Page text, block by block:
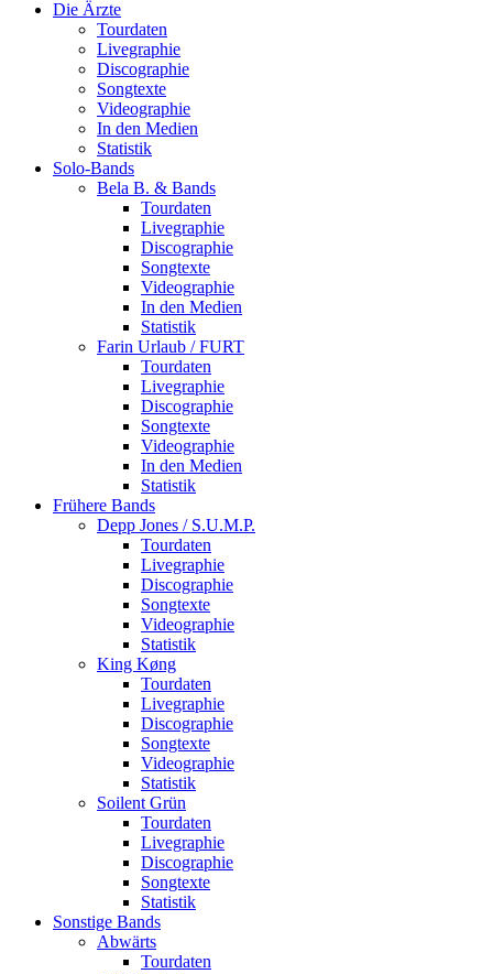
Die Ärzte
Tourdaten
Livegraphie
Discographie
Songtexte
Videographie
In den Medien
Statistik
Solo-Bands
Bela B. & Bands
Tourdaten
Livegraphie
Discographie
Songtexte
Videographie
In den Medien
Statistik
Farin Urlaub / FURT
Tourdaten
Livegraphie
Discographie
Songtexte
Videographie
In den Medien
Statistik
Frühere Bands
Depp Jones / S.U.M.P.
Tourdaten
Livegraphie
Discographie
Songtexte
Videographie
Statistik
King Køng
Tourdaten
Livegraphie
Discographie
Songtexte
Videographie
Statistik
Soilent Grün
Tourdaten
Livegraphie
Discographie
Songtexte
Statistik
Sonstige Bands
Abwärts
Tourdaten